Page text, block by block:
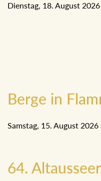
Dienstag, 18. August 2026
Berge in
Samstag, 15. August
64.